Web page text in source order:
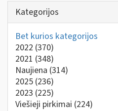
Kategorijos
Bet kurios kategorijos
2022 (370)
2021 (348)
Naujiena (314)
2025 (236)
2023 (225)
Viešieji pirkimai (224)